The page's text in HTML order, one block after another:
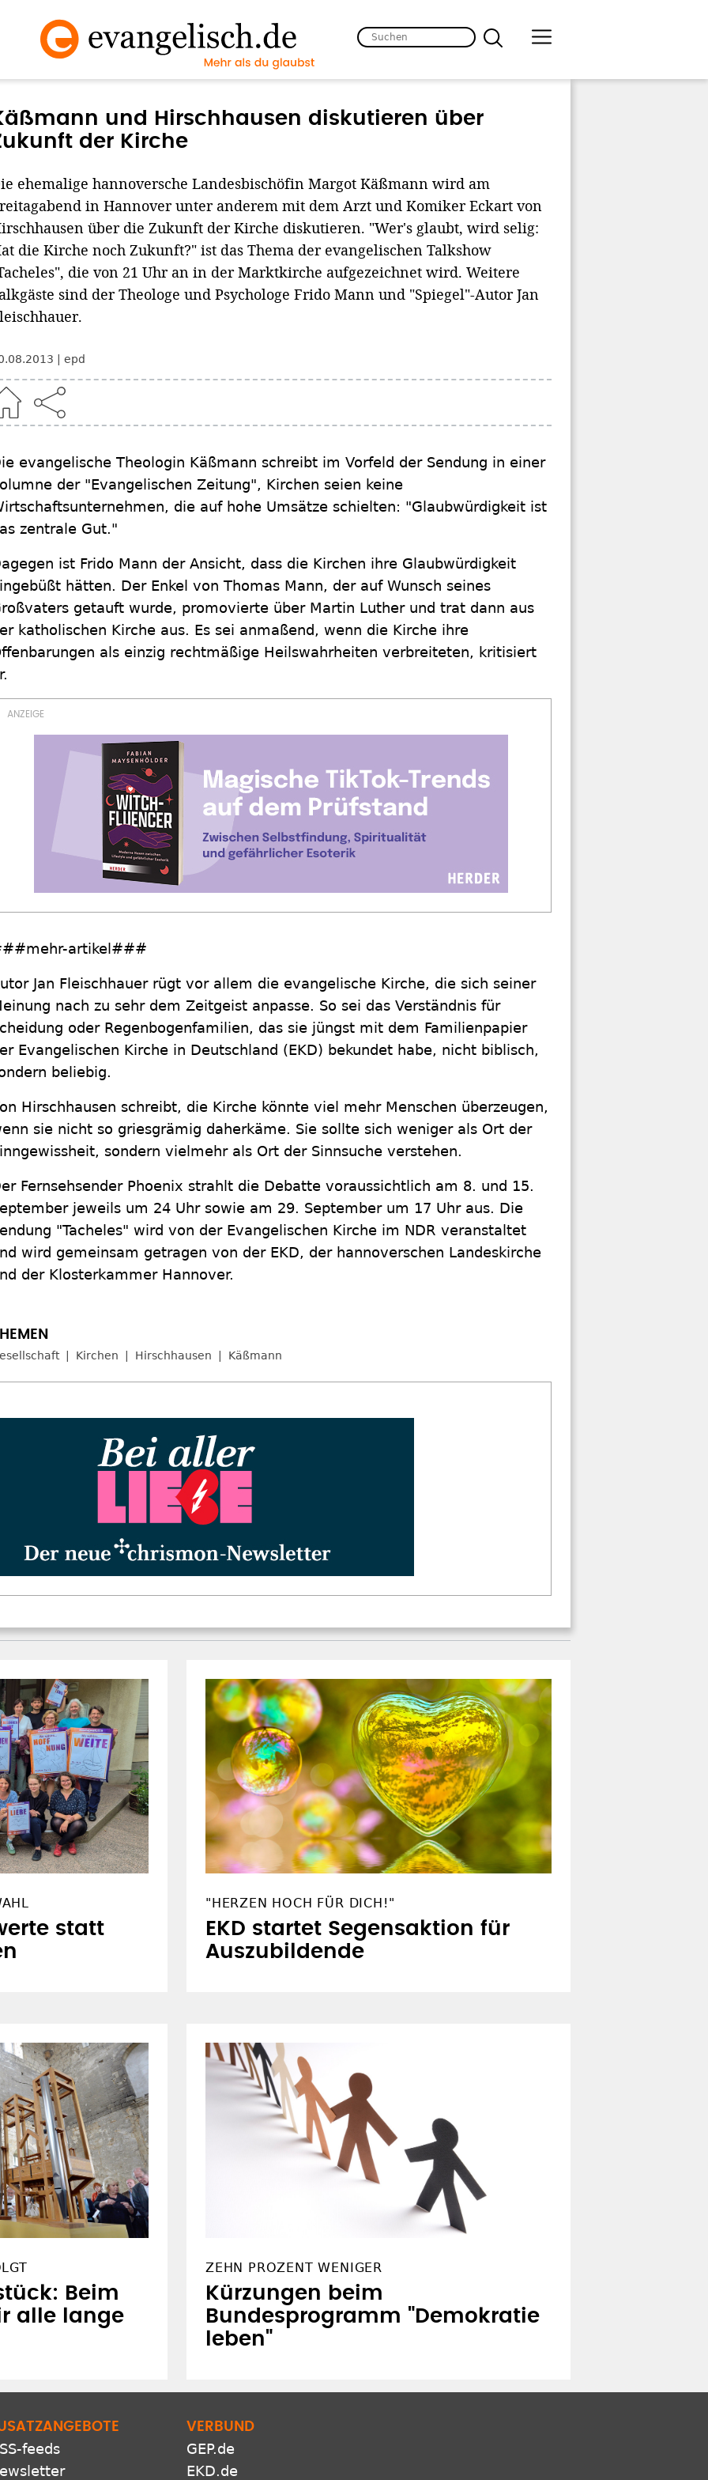
und Hirschhausen diskutieren über
der Kirche
ehemalige hannoversche Landesbischöfin Margot Käßmann wird am
in Hannover unter anderem mit dem Arzt und Komiker Eckart von
über die Zukunft der Kirche diskutieren. "Wer's glaubt, wird selig:
die Kirche noch Zukunft?" ist das Thema der evangelischen Talkshow
die von 21 Uhr an in der Marktkirche aufgezeichnet wird. Weitere
sind der Theologe und Psychologe Frido Mann und "Spiegel"-Autor Jan
epd
evangelische Theologin Käßmann schreibt im Vorfeld der Sendung in einer
der "Evangelischen Zeitung", Kirchen seien keine
die auf hohe Umsätze schielten: "Glaubwürdigkeit ist
zentrale Gut."
ist Frido Mann der Ansicht, dass die Kirchen ihre Glaubwürdigkeit
hätten. Der Enkel von Thomas Mann, der auf Wunsch seines
getauft wurde, promovierte über Martin Luther und trat dann aus
katholischen Kirche aus. Es sei anmaßend, wenn die Kirche ihre
als einzig rechtmäßige Heilswahrheiten verbreiteten, kritisiert
artikel###
Jan Fleischhauer rügt vor allem die evangelische Kirche, die sich seiner
nach zu sehr dem Zeitgeist anpasse. So sei das Verständnis für
oder Regenbogenfamilien, das sie jüngst mit dem Familienpapier
Evangelischen Kirche in Deutschland (EKD) bekundet habe, nicht biblisch,
beliebig.
Hirschhausen schreibt, die Kirche könnte viel mehr Menschen überzeugen,
sie nicht so griesgrämig daherkäme. Sie sollte sich weniger als Ort der
sondern vielmehr als Ort der Sinnsuche verstehen.
Fernsehsender Phoenix strahlt die Debatte voraussichtlich am 8. und 15.
jeweils um 24 Uhr sowie am 29. September um 17 Uhr aus. Die
"Tacheles" wird von der Evangelischen Kirche im NDR veranstaltet
wird gemeinsam getragen von der EKD, der hannoverschen Landeskirche
der Klosterkammer Hannover.
Kirchen Hirschhausen Käßmann
statt
"HERZEN HOCH FÜR DICH!"
EKD startet Segensaktion für
Auszubildende
Beim
alle lange
ZEHN PROZENT WENIGER
Kürzungen beim
Bundesprogramm "Demokratie
leben"
feeds
VERBUND
GEP.de
EKD.de